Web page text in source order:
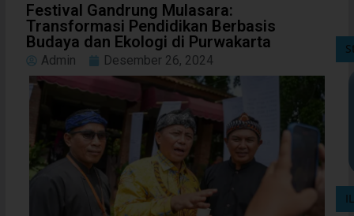
Festival Gandrung Mulasara:
Transformasi Pendidikan Berbasis
Budaya dan Ekologi di Purwakarta
Admin Desember 26, 2024